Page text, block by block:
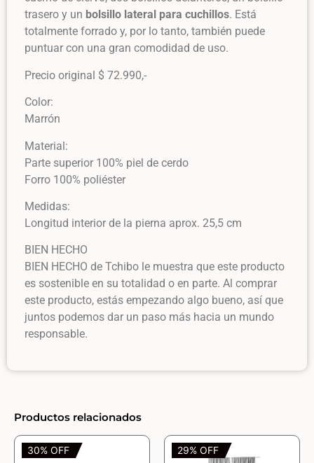
trasero y un bolsillo lateral para cuchillos. Está
totalmente forrado y, por lo tanto, también puede
puntuar con una gran comodidad de uso.
Precio original $ 72.990,-
Color:
Marrón
Material:
Parte superior 100% piel de cerdo
Forro 100% poliéster
Medidas:
Longitud interior de la pierna aprox. 25,5 cm
BIEN HECHO
BIEN HECHO de Tchibo le muestra que este producto
es sostenible en su totalidad o en parte. Al comprar
este producto, estás empezando algo bueno, así que
juntos podemos dar un paso más hacia un mundo
responsable.
Productos relacionados
30% OFF 29% OFF